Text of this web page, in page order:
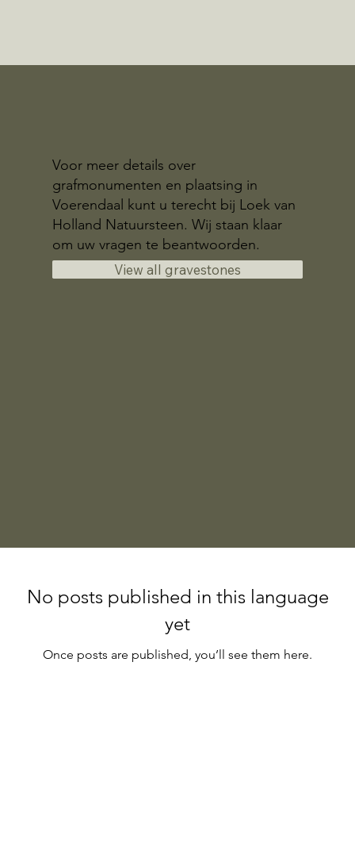
Voor meer details over
grafmonumenten en plaatsing in
Voerendaal kunt u terecht bij Loek van
Holland Natuursteen. Wij staan klaar
om uw vragen te beantwoorden.
View all gravestones
No posts published in this language
yet
Once posts are published, you’ll see them here.